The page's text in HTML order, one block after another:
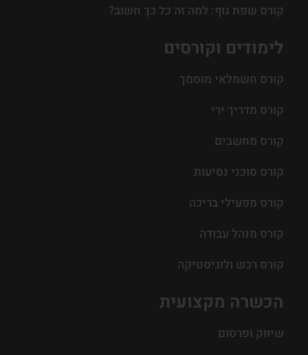
הכשרה מקצועית
שיווק ופרסום
לימודים וקורסים
קורס חשמלאי מוסמך
קורס מדריך ירי
קורס מחשבים
קורס סוכני נסיעות
קורס מפעילי בריכה
קורס מנהל עבודה
קורס רכש ולוגיסטיקה
קורס שפת גוף: למה זה כל כך חשוב?